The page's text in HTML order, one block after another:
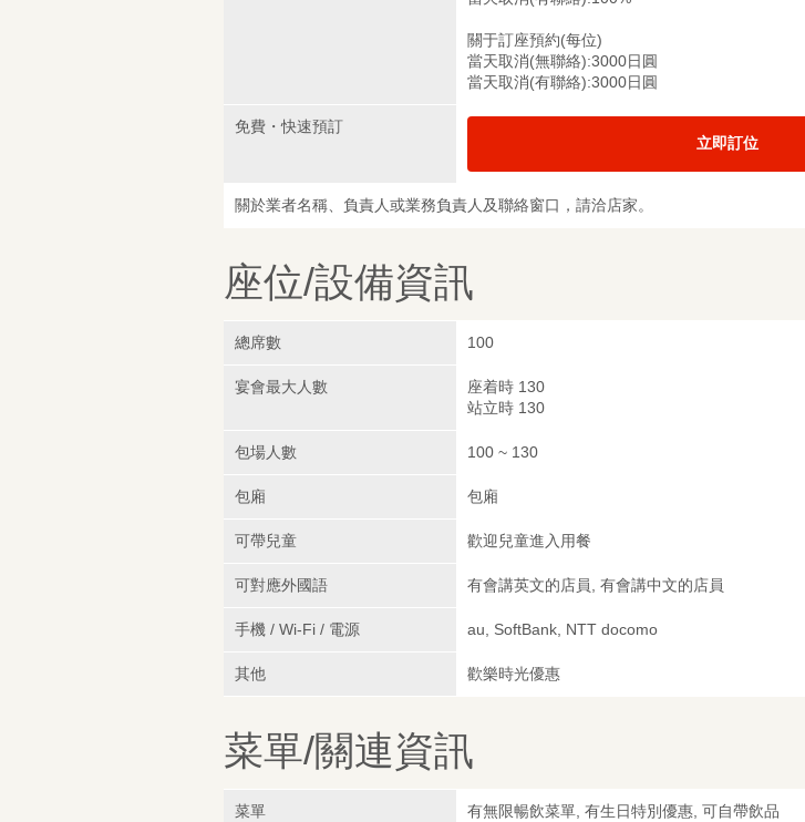
關于訂座預約(每位)
當天取消(無聯絡):3000日圓
當天取消(有聯絡):3000日圓
免費・快速預訂
立即訂位
關於業者名稱、負責人或業務負責人及聯絡窗口，請洽店家。
座位/設備資訊
總席數 100
宴會最大人數
座着時 130
站立時 130
包場人數 100 ~ 130
包廂 包廂
可帶兒童 歡迎兒童進入用餐
可對應外國語 有會講英文的店員, 有會講中文的店員
手機 / Wi-Fi / 電源 au, SoftBank, NTT docomo
其他 歡樂時光優惠
菜單/關連資訊
菜單 有無限暢飲菜單, 有生日特別優惠, 可自帶飲品